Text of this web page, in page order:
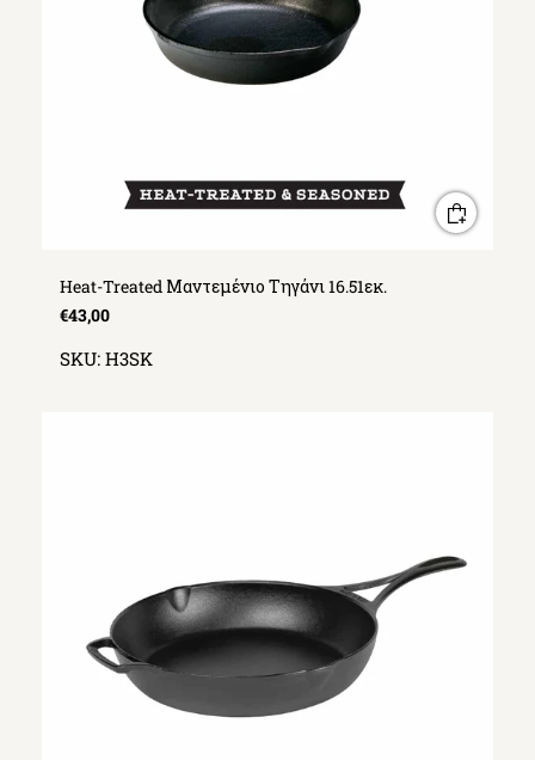
Heat-Treated Μαντεμένιο Τηγάνι 16.51εκ.
€43,00
SKU: H3SK